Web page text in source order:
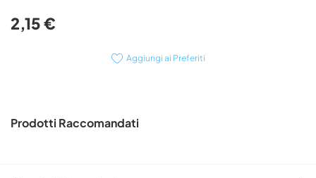
2,15 €
Aggiungi ai Preferiti
immagini
Prodotti Raccomandati